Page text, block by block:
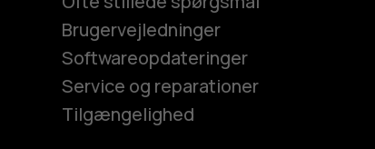
Brugervejledninger
Softwareopdateringer
Service og reparationer
Tilgængelighed